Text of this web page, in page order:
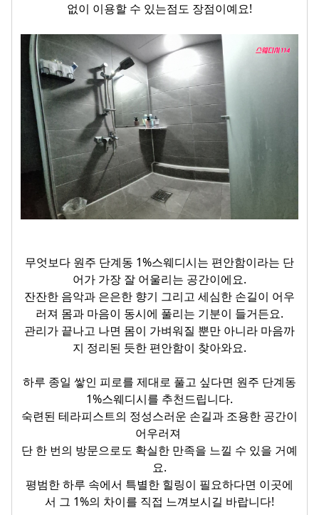
없이 이용할 수 있는점도 장점이예요!
무엇보다 원주 단계동 1%스웨디시는 편안함이라는 단
어가 가장 잘 어울리는 공간이에요.
잔잔한 음악과 은은한 향기 그리고 세심한 손길이 어우
러져 몸과 마음이 동시에 풀리는 기분이 들거든요.
관리가 끝나고 나면 몸이 가벼워질 뿐만 아니라 마음까
지 정리된 듯한 편안함이 찾아와요.
하루 종일 쌓인 피로를 제대로 풀고 싶다면 원주 단계동
1%스웨디시를 추천드립니다.
숙련된 테라피스트의 정성스러운 손길과 조용한 공간이
어우러져
단 한 번의 방문으로도 확실한 만족을 느낄 수 있을 거예
요.
평범한 하루 속에서 특별한 힐링이 필요하다면 이곳에
서 그 1%의 차이를 직접 느껴보시길 바랍니다!